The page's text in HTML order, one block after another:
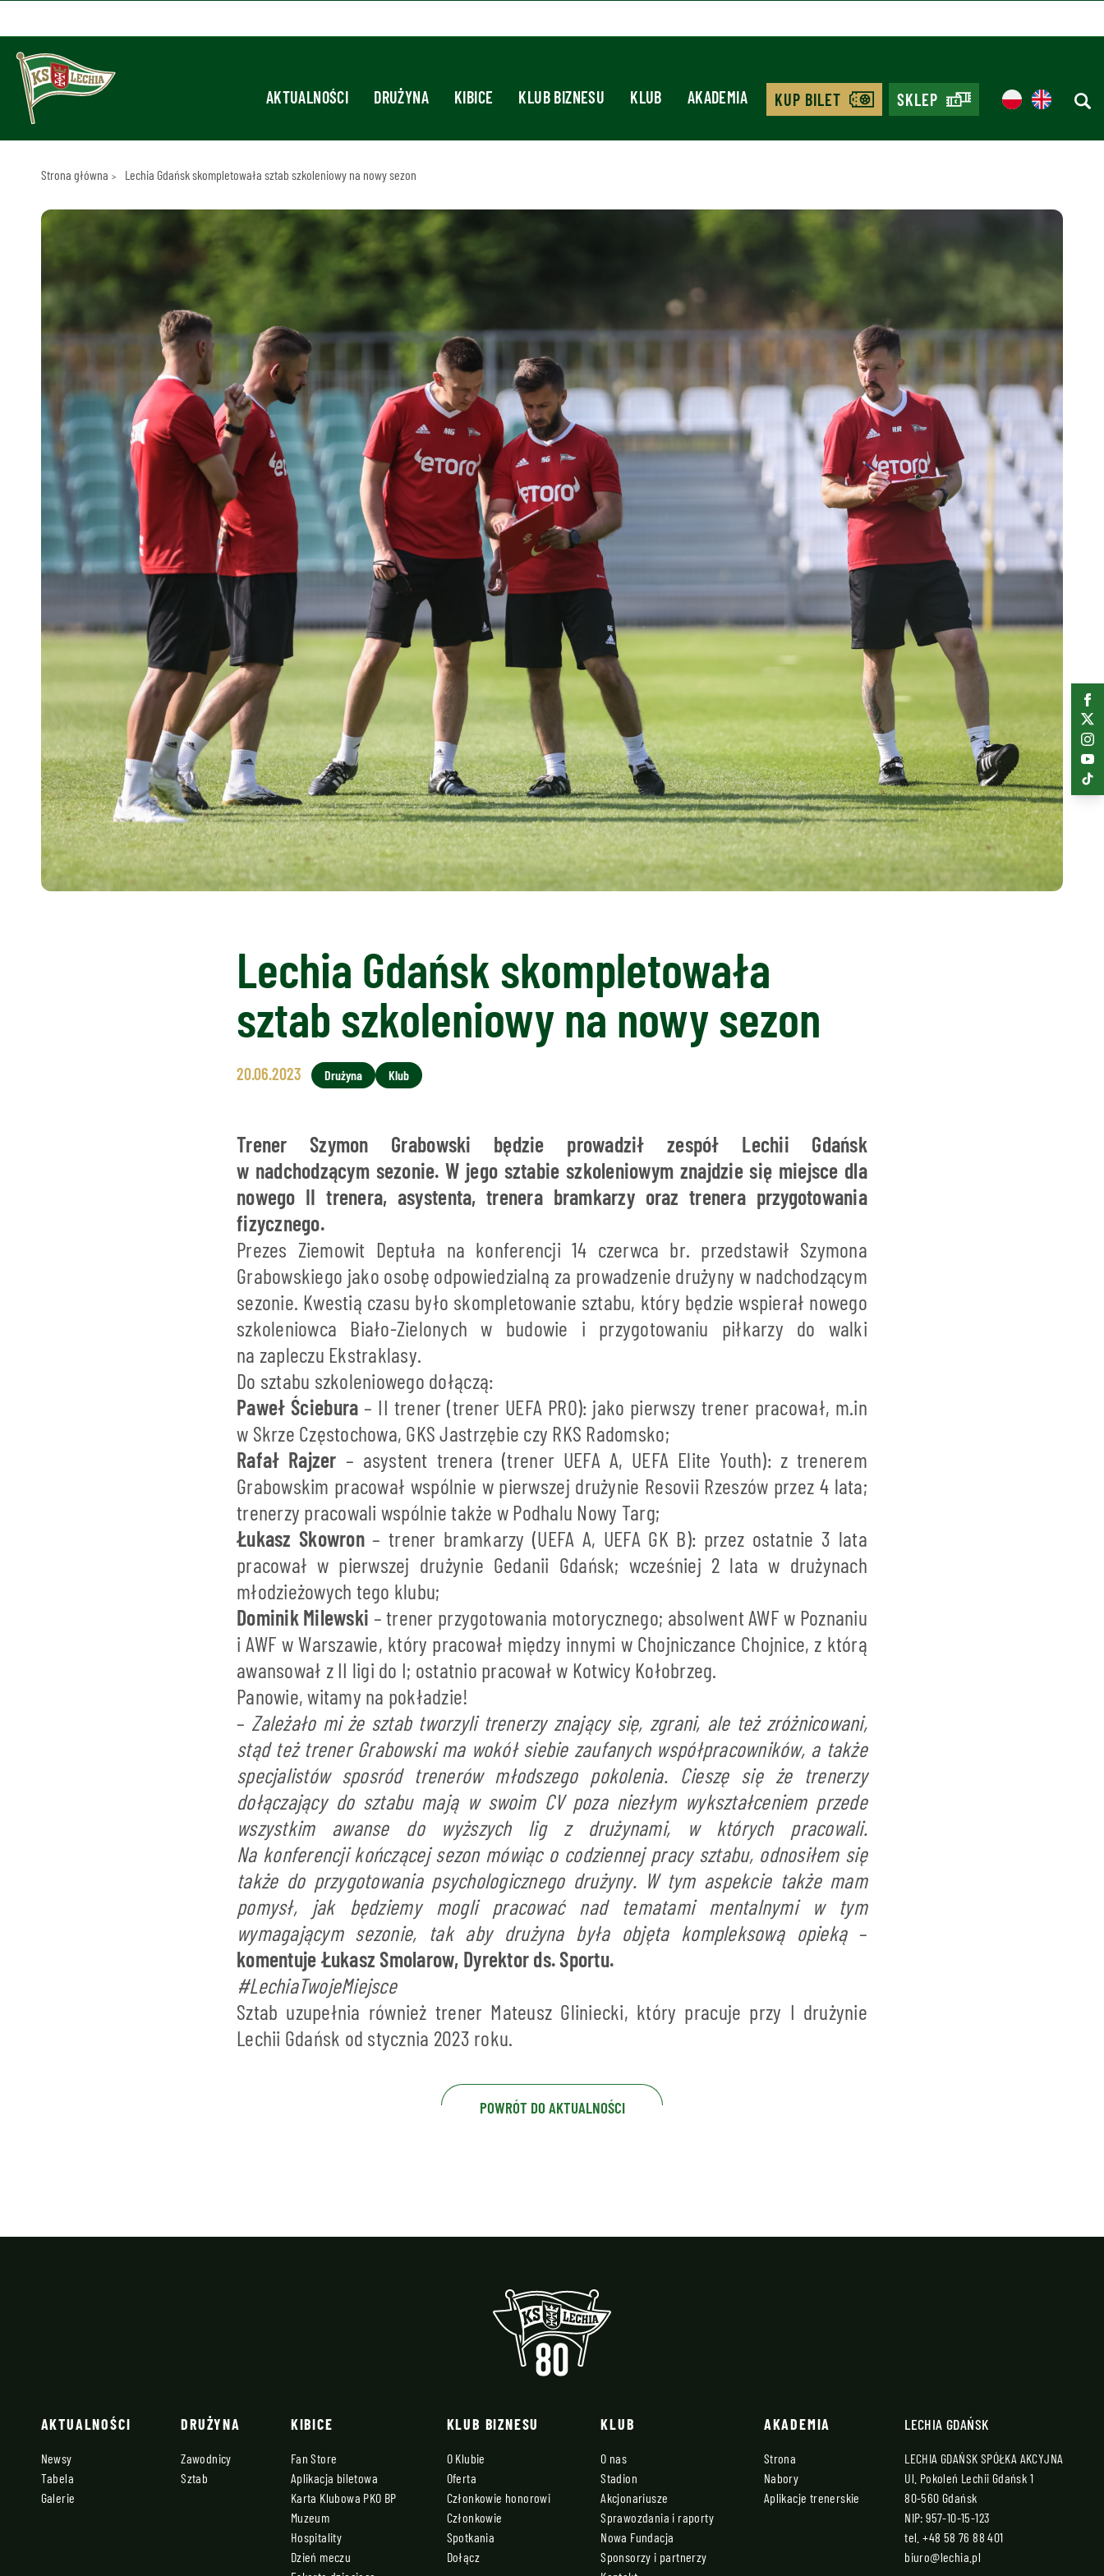
AKTUALNOŚCI DRUŻYNA KIBICE KLUB BIZNESU KLUB AKADEMIA KUP BILET SKLEP
Strona główna Lechia Gdańsk skompletowała sztab szkoleniowy na nowy sezon
Lechia Gdańsk skompletowała
sztab szkoleniowy na nowy sezon
20.06.2023 Drużyna Klub
Trener Szymon Grabowski będzie prowadził zespół Lechii Gdańsk
w nadchodzącym sezonie. W jego sztabie szkoleniowym znajdzie się miejsce dla
nowego II trenera, asystenta, trenera bramkarzy oraz trenera przygotowania
fizycznego.
Prezes Ziemowit Deptuła na konferencji 14 czerwca br. przedstawił Szymona
Grabowskiego jako osobę odpowiedzialną za prowadzenie drużyny w nadchodzącym
sezonie. Kwestią czasu było skompletowanie sztabu, który będzie wspierał nowego
szkoleniowca Biało-Zielonych w budowie i przygotowaniu piłkarzy do walki
na zapleczu Ekstraklasy.
Do sztabu szkoleniowego dołączą:
Paweł Ściebura – II trener (trener UEFA PRO): jako pierwszy trener pracował, m.in
w Skrze Częstochowa, GKS Jastrzębie czy RKS Radomsko;
Rafał Rajzer – asystent trenera (trener UEFA A, UEFA Elite Youth): z trenerem
Grabowskim pracował wspólnie w pierwszej drużynie Resovii Rzeszów przez 4 lata;
trenerzy pracowali wspólnie także w Podhalu Nowy Targ;
Łukasz Skowron– trener bramkarzy (UEFA A, UEFA GK B): przez ostatnie 3 lata
pracował w pierwszej drużynie Gedanii Gdańsk; wcześniej 2 lata w drużynach
młodzieżowych tego klubu;
Dominik Milewski – trener przygotowania motorycznego; absolwent AWF w Poznaniu
i AWF w Warszawie, który pracował między innymi w Chojniczance Chojnice, z którą
awansował z II ligi do I; ostatnio pracował w Kotwicy Kołobrzeg.
Panowie, witamy na pokładzie!
– Zależało mi że sztab tworzyli trenerzy znający się, zgrani, ale też zróżnicowani,
stąd też trener Grabowski ma wokół siebie zaufanych współpracowników, a także
specjalistów sposród trenerów młodszego pokolenia. Cieszę się że trenerzy
dołączający do sztabu mają w swoim CV poza niezłym wykształceniem przede
wszystkim awanse do wyższych lig z drużynami, w których pracowali.
Na konferencji kończącej sezon mówiąc o codziennej pracy sztabu, odnosiłem się
także do przygotowania psychologicznego drużyny. W tym aspekcie także mam
pomysł, jak będziemy mogli pracować nad tematami mentalnymi w tym
wymagającym sezonie, tak aby drużyna była objęta kompleksową opieką–
komentuje Łukasz Smolarow, Dyrektor ds. Sportu.
#LechiaTwojeMiejsce
Sztab uzupełnia również trener Mateusz Gliniecki, który pracuje przy I drużynie
Lechii Gdańsk od stycznia 2023 roku.
POWRÓT DO AKTUALNOŚCI
AKTUALNOŚCI
Newsy
Tabela
Galerie
DRUŻYNA
Zawodnicy
Sztab
KIBICE
Fan Store
Aplikacja biletowa
Karta Klubowa PKO BP
Muzeum
Hospitality
Dzień meczu
KLUB BIZNESU
O Klubie
Oferta
Członkowie honorowi
Członkowie
Spotkania
Dołącz
KLUB
O nas
Stadion
Akcjonariusze
Sprawozdania i raporty
Nowa Fundacja
Sponsorzy i partnerzy
AKADEMIA
Strona
Nabory
Aplikacje trenerskie
LECHIA GDAŃSK
LECHIA GDAŃSK SPÓŁKA AKCYJNA
Ul. Pokoleń Lechii Gdańsk 1
80-560 Gdańsk
NIP: 957-10-15-123
tel.+48 58 76 88 401
biuro@lechia.pl